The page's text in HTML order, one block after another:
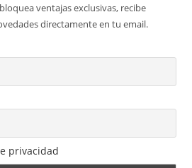
ventajas exclusivas, recibe
directamente en tu email.
privacidad